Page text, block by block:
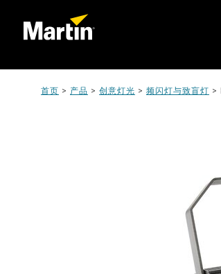
首页 > 产品 > 创意灯光 > 频闪灯与致盲灯 >